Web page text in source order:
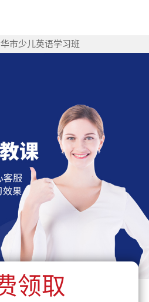
市少儿英语学习班
领取